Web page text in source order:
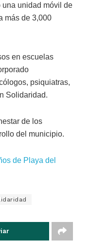
una unidad móvil de
más de 3,000
en escuelas
psiquiatras,
Solidaridad.
de los
del municipio.
de Playa del